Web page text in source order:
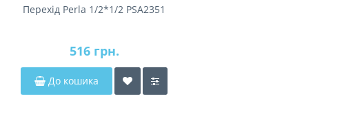
Перехід Perla 1/2*1/2 PSA2351
516 грн.
До кошика